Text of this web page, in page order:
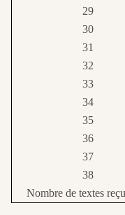
29
30
31
32
33
34
35
36
37
38
Nombre de textes